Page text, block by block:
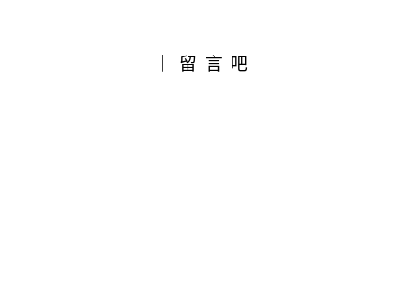
｜留言吧